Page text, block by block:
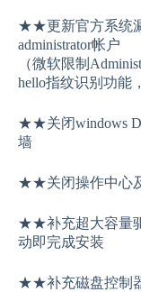
★★更新官方系统
administrator帐户
（微软限制
hello指纹识别功能
★★关闭windows
墙
★★关闭操作中心
★★补充超大容量
动即完成安装
★★补充磁盘控制